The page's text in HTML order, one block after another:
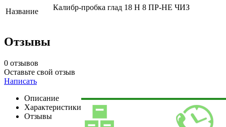
Название Калибр-пробка глад 18 Н 8 ПР-НЕ ЧИЗ
Отзывы
0 отзывов
Оставьте свой отзыв
Написать
Описание
Характеристики
Отзывы